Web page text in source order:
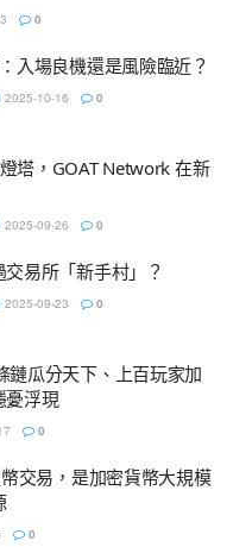
0
入場良機還是風險臨近？
2025-10-16 0
塔，GOAT Network 在新
2025-09-26 0
易所「新手村」？
2025-09-23 0
鏈瓜分天下、上百玩家加
憂浮現
0
交易，是加密貨幣大規模
0